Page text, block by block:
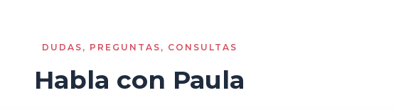
DUDAS, PREGUNTAS, CONSULTAS
Habla con Paula